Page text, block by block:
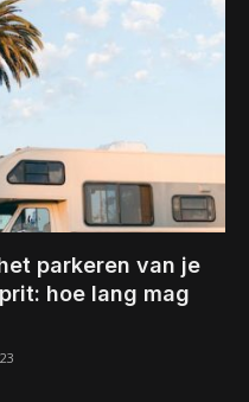
parkeren van je
hoe lang mag